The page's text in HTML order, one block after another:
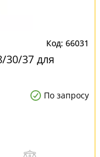
66031
30/37 для
По запросу